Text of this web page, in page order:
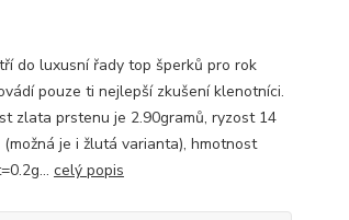
do luxusní řady top šperků pro rok
pouze ti nejlepší zkušení klenotníci.
zlata prstenu je 2.90gramů, ryzost 14
je i žlutá varianta), hmotnost
celý popis